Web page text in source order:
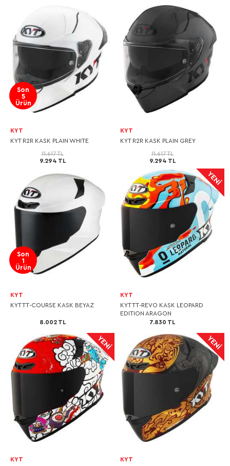
Son
5
Ürün
KYT
KYT R2R KASK PLAIN WHITE
11.617 TL
9.294 TL
KYT
KYT R2R KASK PLAIN GREY
11.617 TL
9.294 TL
Son
1
Ürün
KYT
KYT TT-COURSE KASK BEYAZ
8.002 TL
KYT
KYT TT-REVO KASK LEOPARD
EDITION ARAGON
7.830 TL
KYT
KYT